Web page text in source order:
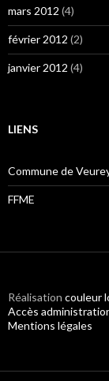
mars 2012 (4)
février 2012 (2)
janvier 2012 (4)
LIENS
Commune de
FFME
Réalisation couleur
Accès
Mentions légales